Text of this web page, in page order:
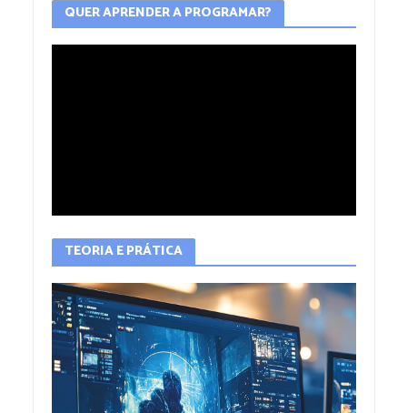
QUER APRENDER A PROGRAMAR?
TEORIA E PRÁTICA